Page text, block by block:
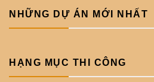
NHỮNG DỰ ÁN MỚI NHẤT
HẠNG MỤC THI CÔNG